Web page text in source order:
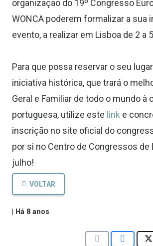
organização do 19º Congresso
WONCA poderem formalizar a sua
evento, a realizar em Lisboa de 2 a
Para que possa reservar o seu
iniciativa histórica, que trará o
Geral e Familiar de todo o mundo à
portuguesa, utilize este link e
inscrição no site oficial do
por si no Centro de Congressos de
julho!
VOLTAR
Há 8 anos